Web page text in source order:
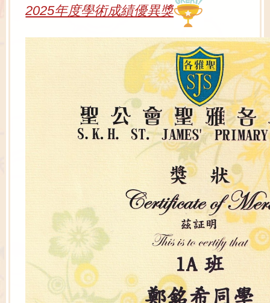
2025年度學術成績優異獎